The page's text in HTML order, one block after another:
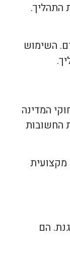
התהליך.
השימוש
המדינה
החשובות
מקצועית
הם